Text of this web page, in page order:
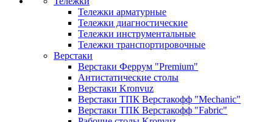
Тележки арматурные
Тележки диагностические
Тележки инструментальные
Тележки транспортировочные
Верстаки
Верстаки Феррум "Premium"
Антистатические столы
Верстаки Kronvuz
Верстаки ТПК Верстакофф "Mechanic"
Верстаки ТПК Верстакофф "Fabric"